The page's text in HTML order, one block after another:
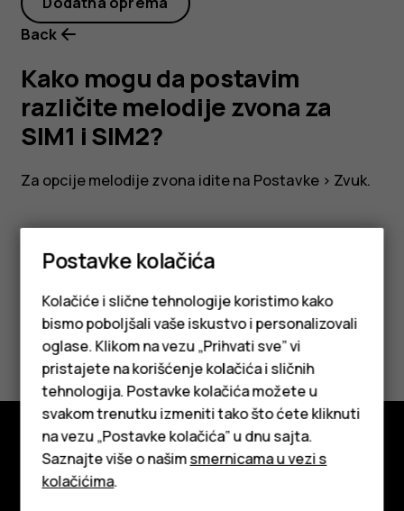
zvona
za
SIM1
SIM2?
Pametni telefoni
Klasični telefoni
Tableti
Back
Kako mogu da postavim
različite melodije zvona za
SIM1 i SIM2?
Za opcije melodije zvona idite na Postavke> Zvuk.
Da li vam je ovo bilo korisno?
Da Ne
Istražite
Postavke kolačića
Kolačiće i slične tehnologije koristimo kako
bismo poboljšali vaše iskustvo i personalizovali
oglase. Klikom na vezu „Prihvati sve” vi
pristajete na korišćenje kolačića i sličnih
tehnologija. Postavke kolačića možete u
svakom trenutku izmeniti tako što ćete kliknuti
na vezu „Postavke kolačića” u dnu sajta.
Saznajte više o našimsmernicama u vezi s
kolačićima.